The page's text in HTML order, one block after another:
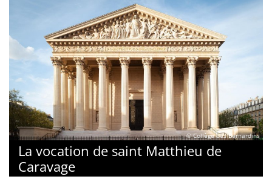
© Collège des Bernardins
La vocation de saint Matthieu de
Caravage